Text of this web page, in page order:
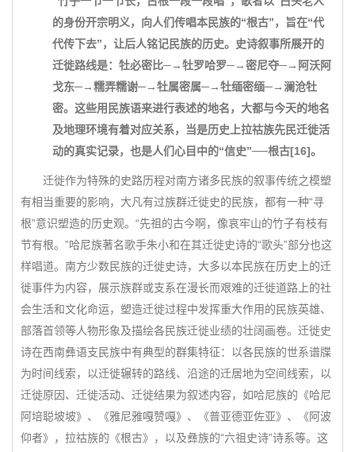
的身份开宗明义，向人们传唱本民族的“根古”，旨在“代
代传下去”，让后人铭记民族的历史。史诗叙事所展开的
迁徙路线是：牡必密比─→牡罗哈罗─→密尼夺─→阿沃阿
戈东─→糯弄糯谢─→牡属密属─→牡缅密缅─→澜沧牡
密。这些用民族语来进行表述的地名，大都与今天的地名
及地理环境有着对应关系，当是历史上拉祜族先民迁徙活
动的真实记录，也是人们心目中的“信史”──根古[16]。
迁徙作为特殊的史路历程对南方诸多民族的叙事传统之模塑
有相当重要的影响，大凡有过族群迁徙史的民族，都有一种“寻
根”意识塑造的历史观。“先祖的古今啊，像哀牢山的竹子有枝有
节有根。”哈尼族著名歌手朱小和在其迁徙史诗的“歌头”部分也这
样唱道。南方少数民族的迁徙史诗，大多以本民族在历史上的迁
徙事件为内容，展示族群或支系在漫长而艰难的迁徙道路上的社
会生活和文化命运，塑造迁徙过程中发挥重大作用的民族英雄、
部落首领等人物形象及描绘各民族迁徙业绩的壮阔画卷。迁徙史
诗在西南彝语支民族中有典型的群集特征：以各民族的世系谱牒
为时间线索，以迁徙辗转的路线、沿途的迁居地为空间线索，以
迁徙原因、迁徙活动、迁徙结果为叙述内容，如哈尼族的《哈尼
阿培聪坡坡》、《雅尼雅嘎赞嘎》、《普亚德亚佐亚》、《阿波
仰者》，拉祜族的《根古》，以及彝族的“六祖史诗”诗系等。这